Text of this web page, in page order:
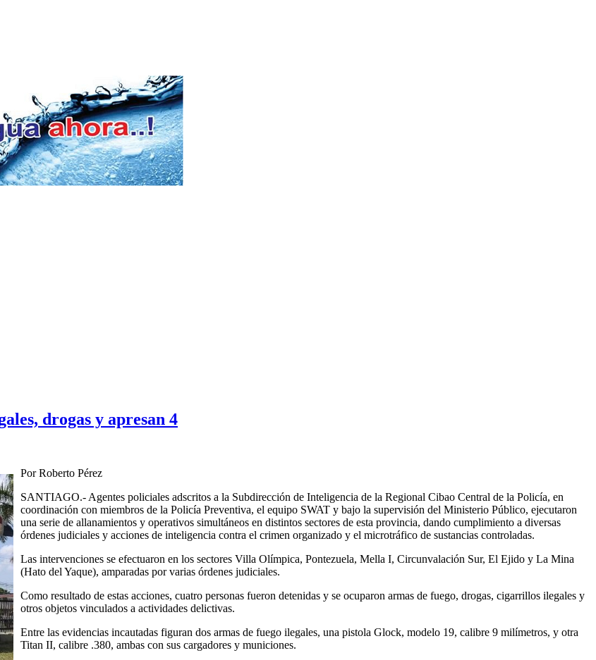
drogas y apresan 4
Por Roberto Pérez
SANTIAGO.- Agentes policiales adscritos a la Subdirección de Inteligencia de la Regional Cibao Central de la Policía, en
coordinación con miembros de la Policía Preventiva, el equipo SWAT y bajo la supervisión del Ministerio Público, ejecutaron
una serie de allanamientos y operativos simultáneos en distintos sectores de esta provincia, dando cumplimiento a diversas
órdenes judiciales y acciones de inteligencia contra el crimen organizado y el microtráfico de sustancias controladas.
Las intervenciones se efectuaron en los sectores Villa Olímpica, Pontezuela, Mella I, Circunvalación Sur, El Ejido y La Mina
(Hato del Yaque), amparadas por varias órdenes judiciales.
Como resultado de estas acciones, cuatro personas fueron detenidas y se ocuparon armas de fuego, drogas, cigarrillos ilegales y
otros objetos vinculados a actividades delictivas.
Entre las evidencias incautadas figuran dos armas de fuego ilegales, una pistola Glock, modelo 19, calibre 9 milímetros, y otra
Titan II, calibre .380, ambas con sus cargadores y municiones.